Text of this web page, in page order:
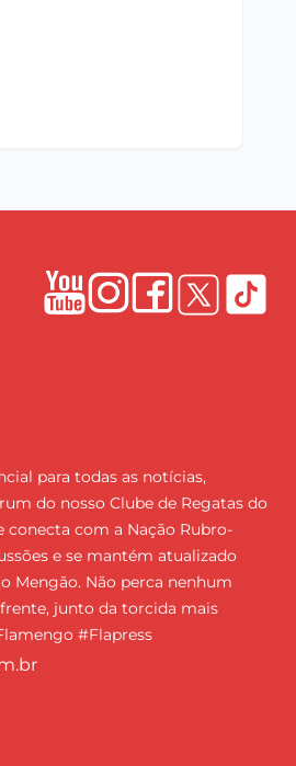
para todas as notícias,
do nosso Clube de Regatas do
conecta com a Nação Rubro-
e se mantém atualizado
Mengão. Não perca nenhum
junto da torcida mais
#Flapress